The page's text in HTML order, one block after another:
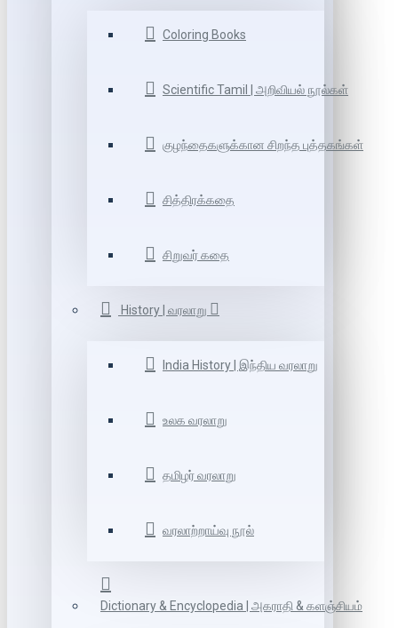
Coloring Books
Scientific Tamil | அறிவியல் நூல்கள்
குழந்தைகளுக்கான சிறந்த புத்தகங்கள்
சித்திரக்கதை
சிறுவர் கதை
History | வரலாறு
India History | இந்திய வரலாறு
உலக வரலாறு
தமிழர் வரலாறு
வரலாற்றாய்வு நூல்
Dictionary & Encyclopedia | அகராதி & களஞ்சியம்